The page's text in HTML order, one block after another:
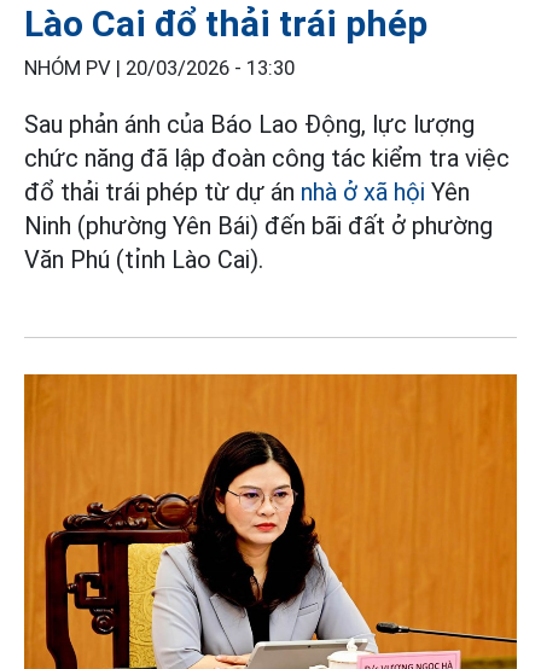
Lào Cai đổ thải trái phép
NHÓM PV | 20/03/2026 - 13:30
Sau phản ánh của Báo Lao Động, lực lượng
chức năng đã lập đoàn công tác kiểm tra việc
đổ thải trái phép từ dự án nhà ở xã hội Yên
Ninh (phường Yên Bái) đến bãi đất ở phường
Văn Phú (tỉnh Lào Cai).